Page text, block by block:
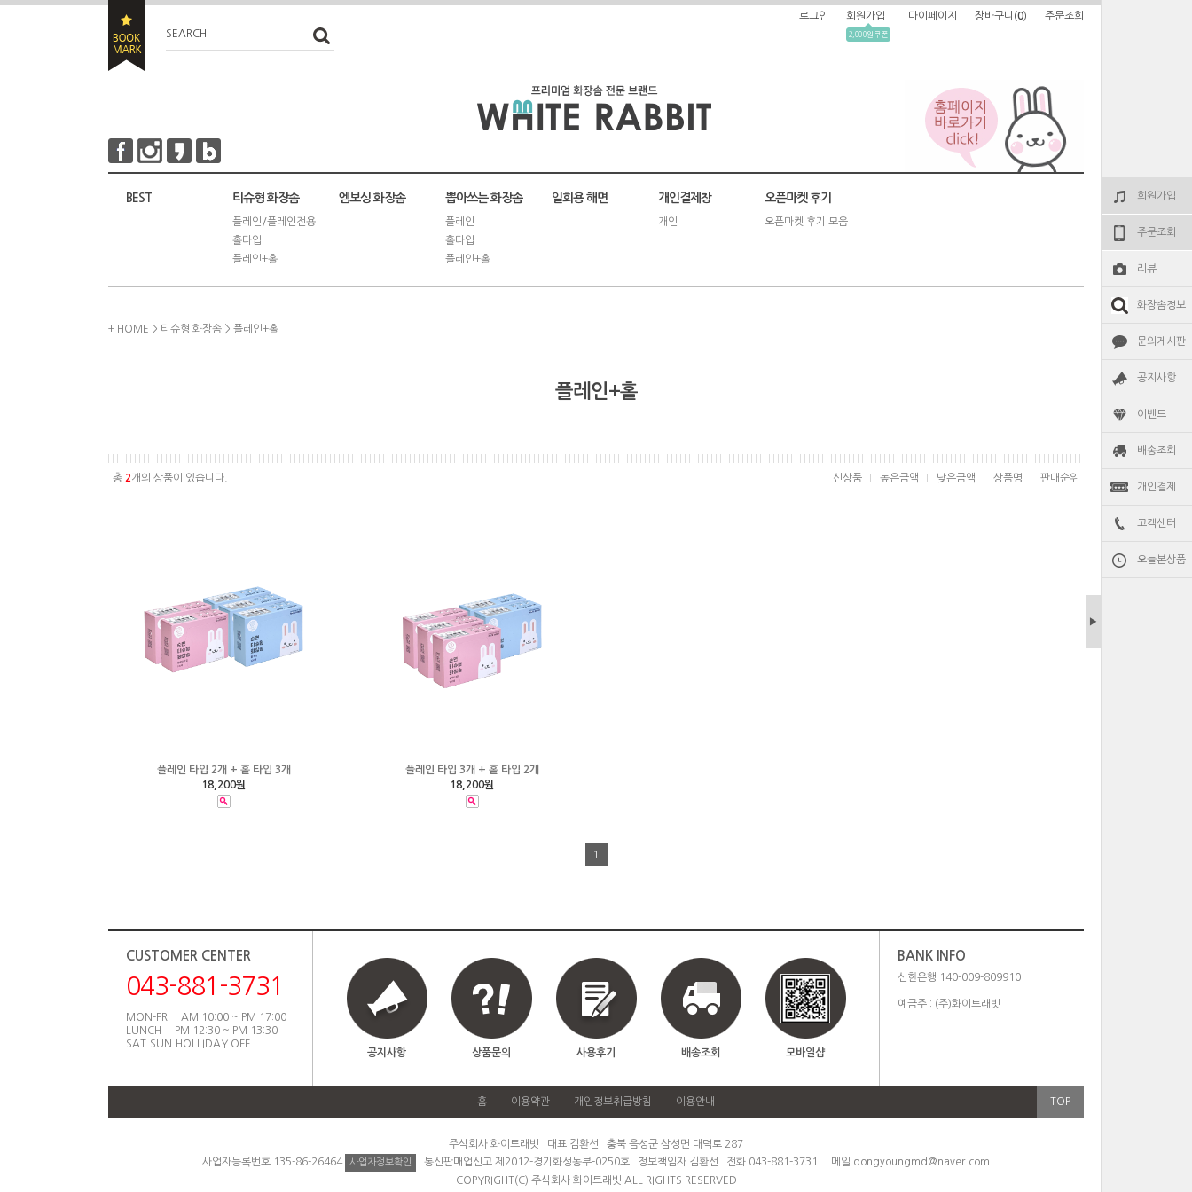
▶
회원가입
주문조회
리뷰
화장솜정보
문의게시판
공지사항
이벤트
배송조회
개인결제
고객센터
오늘본상품
SEARCH
로그인 회원가입
2,000원 쿠폰
마이페이지 장바구니(0) 주문조회
BEST 티슈형 화장솜
플레인/플레인전용
홀타입
플레인+홀
엠보싱 화장솜 뽑아쓰는 화장솜
플레인
홀타입
플레인+홀
일회용 해면 개인결제창
개인
오픈마켓 후기
오픈마켓 후기 모음
+ HOME > 티슈형 화장솜 > 플레인+홀
플레인+홀
총 2개의 상품이 있습니다. 신상품 높은금액 낮은금액 상품명 판매순위
플레인 타입 2개 + 홀 타입 3개
18,200원
플레인 타입 3개 + 홀 타입 2개
18,200원
1
CUSTOMER CENTER
043-881-3731
MON-FRI AM 10:00 ~ PM 17:00
LUNCH PM 12:30 ~ PM 13:30
SAT.SUN.HOLLIDAY OFF
공지사항
상품문의 사용후기 배송조회 모바일샵
BANK INFO
신한은행 140-009-809910
예금주 : (주)화이트래빗
홈 이용약관 개인정보취급방침 이용안내 TOP
주식회사 화이트래빗 대표 김환선 충북 음성군 삼성면 대덕로 287
사업자등록번호 135-86-26464
사업자정보확인 통신판매업신고 제2012-경기화성동부-0250호 정보책임자 김환선 전화 043-881-3731 메일 dongyoungmd@naver.com
COPYRIGHT(C) 주식회사 화이트래빗 ALL RIGHTS RESERVED